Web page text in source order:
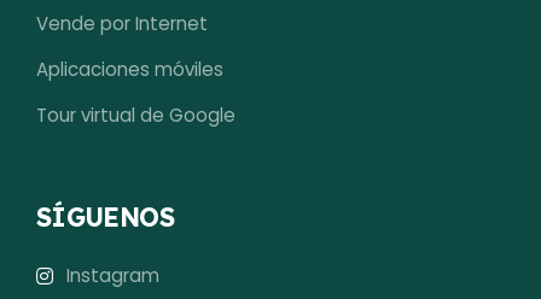
Vende por Internet
Aplicaciones móviles
Tour virtual de Google
SÍGUENOS
Instagram